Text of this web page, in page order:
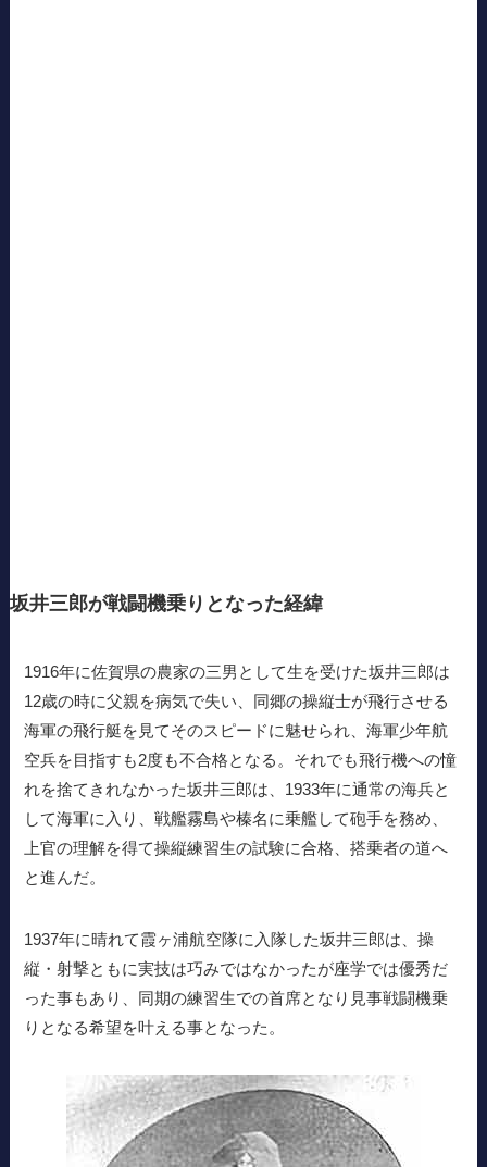
坂井三郎が戦闘機乗りとなった経緯
1916年に佐賀県の農家の三男として生を受けた坂井三郎は
12歳の時に父親を病気で失い、同郷の操縦士が飛行させる
海軍の飛行艇を見てそのスピードに魅せられ、海軍少年航
空兵を目指すも2度も不合格となる。それでも飛行機への憧
れを捨てきれなかった坂井三郎は、1933年に通常の海兵と
して海軍に入り、戦艦霧島や榛名に乗艦して砲手を務め、
上官の理解を得て操縦練習生の試験に合格、搭乗者の道へ
と進んだ。
1937年に晴れて霞ヶ浦航空隊に入隊した坂井三郎は、操
縦・射撃ともに実技は巧みではなかったが座学では優秀だ
った事もあり、同期の練習生での首席となり見事戦闘機乗
りとなる希望を叶える事となった。